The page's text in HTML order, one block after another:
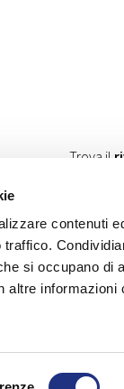
contenuti
si occupano di
altre
Trova il
VAI